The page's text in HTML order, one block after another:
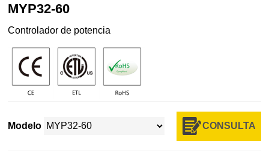
MYP32-60
Controlador de potencia
Modelo CONSULTA